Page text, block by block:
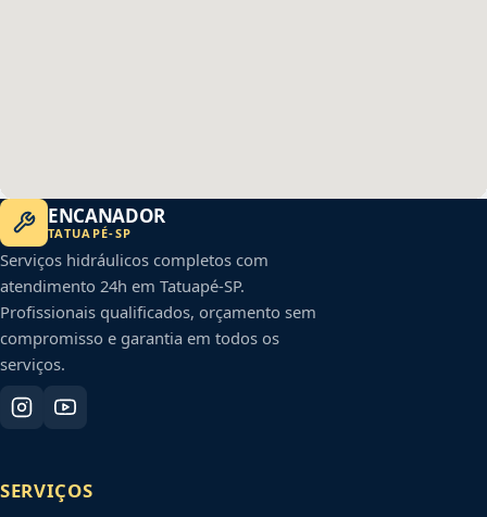
ENCANADOR
TATUAPÉ-SP
Serviços hidráulicos completos com
atendimento 24h em Tatuapé-SP.
Profissionais qualificados, orçamento sem
compromisso e garantia em todos os
serviços.
SERVIÇOS